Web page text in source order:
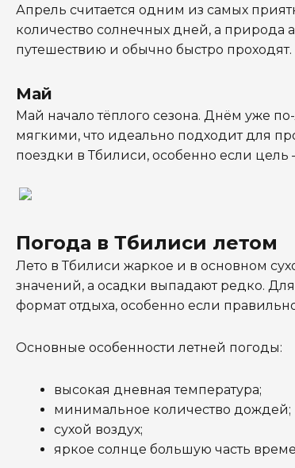
Апрель считается одним из самых
количество солнечных дней, а
путешествию и обычно быстро проходят.
Май
Май начало тёплого сезона. Днём уже
мягкими, что идеально подходит для
поездки в Тбилиси, особенно если
Погода в Тбилиси летом
Лето в Тбилиси жаркое и в основном
значений, а осадки выпадают редко.
формат отдыха, особенно если
Основные особенности летней погоды:
высокая дневная температура;
минимальное количество дождей;
сухой воздух;
яркое солнце большую часть